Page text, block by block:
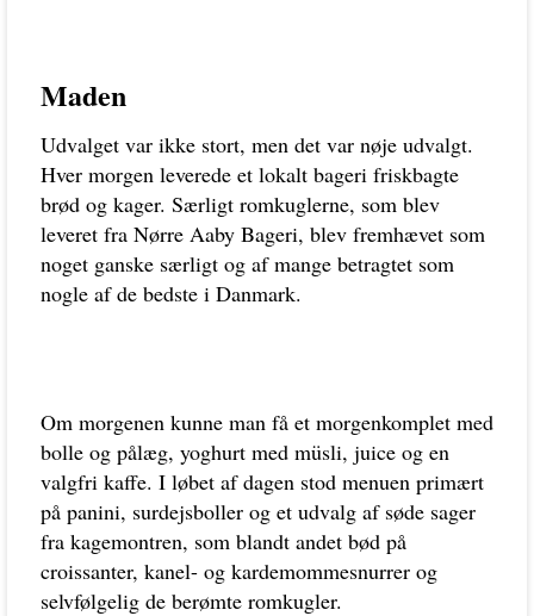
Maden
Udvalget var ikke stort, men det var nøje udvalgt.
Hver morgen leverede et lokalt bageri friskbagte
brød og kager. Særligt romkuglerne, som blev
leveret fra Nørre Aaby Bageri, blev fremhævet som
noget ganske særligt og af mange betragtet som
nogle af de bedste i Danmark.
Om morgenen kunne man få et morgenkomplet med
bolle og pålæg, yoghurt med müsli, juice og en
valgfri kaffe. I løbet af dagen stod menuen primært
på panini, surdejsboller og et udvalg af søde sager
fra kagemontren, som blandt andet bød på
croissanter, kanel- og kardemommesnurrer og
selvfølgelig de berømte romkugler.